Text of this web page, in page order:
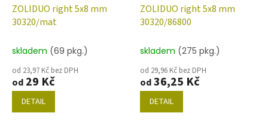
ZOLIDUO right 5x8 mm
30320/mat
skladem (69 pkg.)
od 23,97 Kč bez DPH
od 29 Kč
DETAIL
ZOLIDUO right 5x8 mm
30320/86800
skladem (275 pkg.)
od 29,96 Kč bez DPH
od36,25 Kč
DETAIL